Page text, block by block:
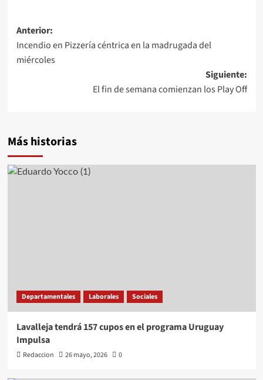
Navegación
de
Anterior:
Incendio en Pizzería céntrica en la madrugada del
miércoles
Siguiente:
El fin de semana comienzan los Play Off
Más historias
Departamentales Laborales Sociales
Lavalleja tendrá 157 cupos en el programa Uruguay
Impulsa
Redaccion 26 mayo, 2026 0